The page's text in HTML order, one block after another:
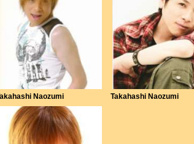
Naozumi Takahashi Naozumi